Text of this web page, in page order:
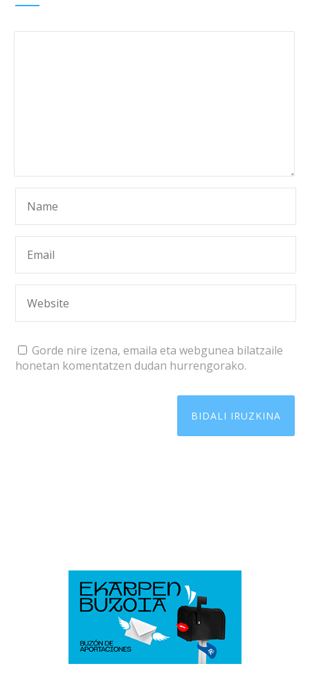
Gorde nire izena, emaila eta webgunea bilatzaile
honetan komentatzen dudan hurrengorako.